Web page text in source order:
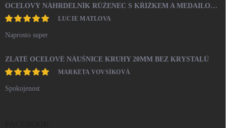
OCELOVÝ NÁHRDELNÍK RŮŽENEC S KŘÍŽKEM A MEDAILONEM
LUCIE MATLOVA
Naprosto super
ZLATÉ OCELOVÉ NÁUŠNICE KRUHY 20MM BEZ KRYSTALŮ
MARKÉTA VOVSÍKOVÁ
Spokojenost